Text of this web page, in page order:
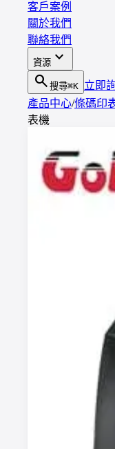
客戶案例
關於我們
聯絡我們
資源 expand_more
search 搜尋⌘K 立即
產品中心/條碼印
表機